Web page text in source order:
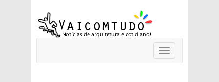
Toggle
navigation